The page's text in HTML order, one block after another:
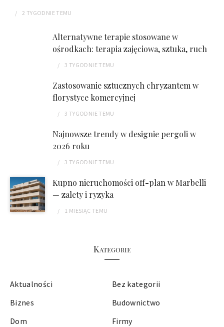
2 TYGODNIETEMU
Alternatywne terapie stosowane w
ośrodkach: terapia zajęciowa, sztuka, ruch
3 TYGODNIETEMU
Zastosowanie sztucznych chryzantem w
florystyce komercyjnej
3 TYGODNIETEMU
Najnowsze trendy w designie pergoli w
2026 roku
3 TYGODNIETEMU
Kupno nieruchomości off-plan w Marbelli
— zalety i ryzyka
1 MIESIĄC TEMU
Kategorie
Aktualności
Bez kategorii
Biznes
Budownictwo
Dom
Firmy